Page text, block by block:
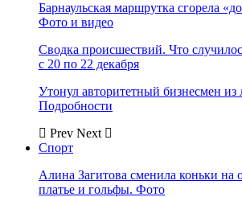
Барнаульская маршрутка сгорела
Фото и видео
Сводка происшествий. Что
с 20 по 22 декабря
Утонул авторитетный бизнесмен из
Подробности
Prev Next
Спорт
Алина Загитова сменила коньки на
платье и гольфы. Фото